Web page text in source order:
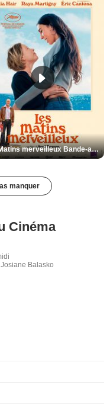
Les Matins merveilleux Bande-annonce VF
manquer
Cinéma
Balasko